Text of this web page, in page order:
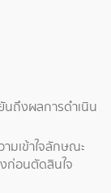
นถึงผลการดำเนิน
มเข้าใจลักษณะ
ก่อนตัดสินใจ